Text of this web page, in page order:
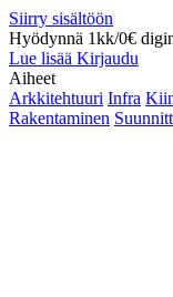
Siirry sisältöön
Hyödynnä 1kk/0€
Lue lisää Kirjaudu
Aiheet
Arkkitehtuuri Infra
Rakentaminen